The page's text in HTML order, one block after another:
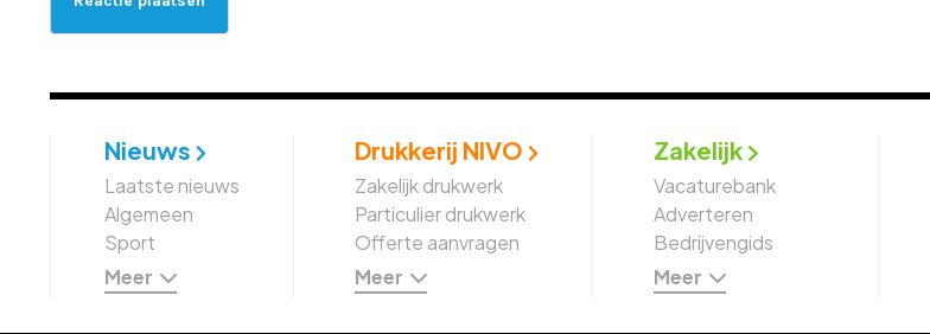
Nieuws
Laatste nieuws
Algemeen
Sport
Meer
Drukkerij NIVO
Zakelijk drukwerk
Particulier drukwerk
Offerte aanvragen
Meer
Zakelijk
Vacaturebank
Adverteren
Bedrijvengids
Meer